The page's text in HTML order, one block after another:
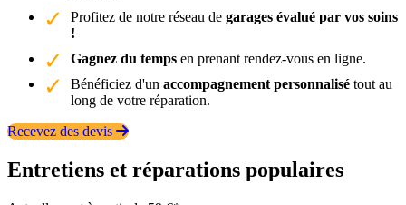
Profitez de notre réseau de garages évalué par vos soins
!
Gagnez du temps en prenant rendez-vous en ligne.
Bénéficiez d'un accompagnement personnalisé tout au
long de votre réparation.
Recevez des devis
Entretiens et réparations populaires